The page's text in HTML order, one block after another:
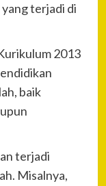
terjadi di
2013
baik
terjadi
Misalnya,